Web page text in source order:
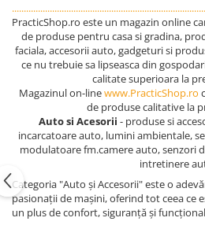
PracticShop.ro este un magazin online
de produse pentru casa si gradina,
faciala, accesorii auto, gadgeturi si
ce nu trebuie sa lipseasca din
calitate superioara la
Magazinul on-linewww.PracticShop.ro
de produse calitative la
Auto si Acesorii - produse si
incarcatoare auto, lumini ambientale,
modulatoare fm.camere auto, senzori
intretinere
Categoria "Auto și Accesorii" este o
pasionații de mașini, oferind tot ceea ce
un plus de confort, siguranță și